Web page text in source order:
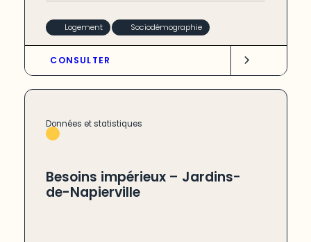
Logement Sociodémographie
CONSULTER
Données et statistiques
Besoins impérieux – Jardins-
de-Napierville